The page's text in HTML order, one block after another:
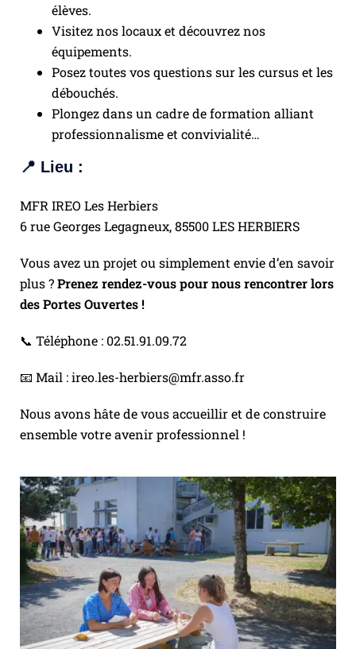
élèves.
Visitez nos locaux et découvrez nos
équipements.
Posez toutes vos questions sur les cursus et les
débouchés.
Plongez dans un cadre de formation alliant
professionnalisme et convivialité…
📍 Lieu :
MFR IREO Les Herbiers
6 rue Georges Legagneux, 85500 LES HERBIERS
Vous avez un projet ou simplement envie d’en savoir
plus ?Prenez rendez-vous pour nous rencontrer lors
des Portes Ouvertes !
📞 Téléphone : 02.51.91.09.72
📧 Mail : ireo.les-herbiers@mfr.asso.fr
Nous avons hâte de vous accueillir et de construire
ensemble votre avenir professionnel !